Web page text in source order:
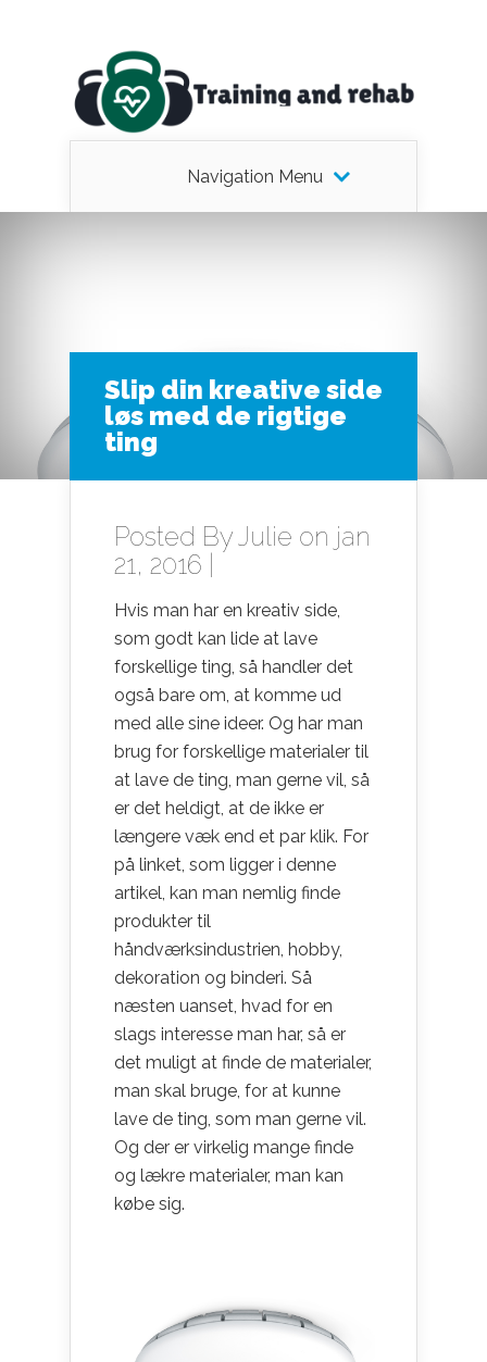
Navigation Menu
Slip din kreative side
løs med de rigtige
ting
Posted ByJulie on jan
21, 2016 |
Hvis man har en kreativ side,
som godt kan lide at lave
forskellige ting, så handler det
også bare om, at komme ud
med alle sine ideer. Og har man
brug for forskellige materialer til
at lave de ting, man gerne vil, så
er det heldigt, at de ikke er
længere væk end et par klik. For
på linket, som ligger i denne
artikel, kan man nemlig finde
produkter til
håndværksindustrien, hobby,
dekoration og binderi. Så
næsten uanset, hvad for en
slags interesse man har, så er
det muligt at finde de materialer,
man skal bruge, for at kunne
lave de ting, som man gerne vil.
Og der er virkelig mange finde
og lækre materialer, man kan
købe sig.